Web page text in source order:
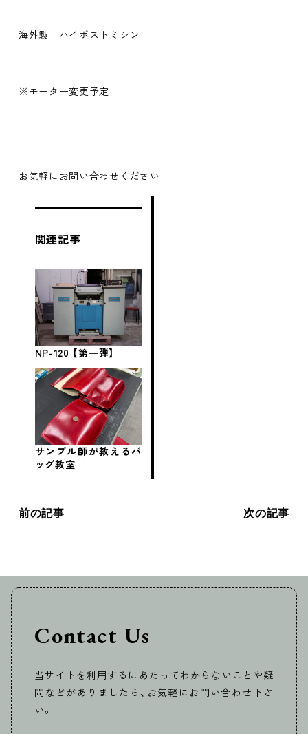
海外製 ハイポストミシン
※モーター変更予定
お気軽にお問い合わせください
関連記事
NP-120 【第一弾】
サンプル師が教えるバ
ッグ教室
前の記事 次の記事
Contact Us
当サイトを利用するにあたってわからないことや疑
問などがありましたら、お気軽にお問い合わせ下さ
い。